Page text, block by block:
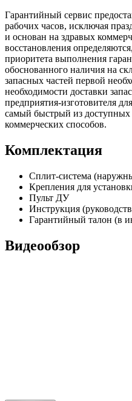
Гарантийный сервис
рабочих часов, исключая
и основан на здравых
восстановления
приоритета выполнения
обоснованного наличия на
запасных частей первой
необходимости доставки
предприятия-изготовителя
самый быстрый из
коммерческих способов.
Комплектация
Сплит-система
Крепления для
Пульт ДУ
Инструкция
Гарантийный талон (в
Видеообзор